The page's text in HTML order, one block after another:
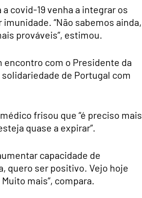
covid-19 venha a integrar os
“Não sabemos ainda,
prováveis”, estimou.
encontro com o Presidente da
solidariedade de Portugal com
frisou que “é preciso mais
quase a expirar”.
capacidade de
quero ser positivo. Vejo hoje
mais”, compara.